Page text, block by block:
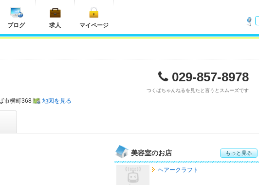
ブログ 求人 マイページ
内
索
029-857-8978
つくばちゃんねるを見たと言うとスムーズです
市横町368 地図を見る
美容室のお店 もっと見る
ヘアークラフト